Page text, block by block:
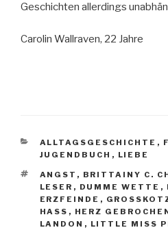
Geschichten allerdings
Carolin Wallraven, 22 Jahre
KATEGORIEN
ALLTAGSGESCHICHTE ,
JUGENDBUCH , LIEBE
SCHLAGWÖRTER
ANGST , BRITTAINY C.
LESER , DUMME WETTE ,
ERZFEINDE ,
HASS , HERZ
LANDON , LITTLE MISS